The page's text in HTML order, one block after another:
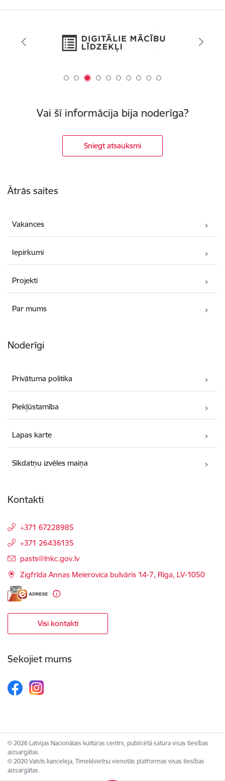
Vai šī informācija bija noderīga?
Sniegt atsauksmi
Ātrās saites
Vakances
Iepirkumi
Projekti
Par mums
Noderīgi
Privātuma politika
Piekļūstamība
Lapas karte
Sīkdatņu izvēles maiņa
Kontakti
+371 67228985
+371 26436135
E-pasts:
pasts@lnkc.gov.lv
Zigfrīda Annas Meierovica bulvāris 14-7, Rīga, LV-1050
Visi kontakti
Sekojiet mums
© 2026 Latvijas Nacionālais kultūras centrs, publicētā satura visas tiesības
aizsargātas.
© 2020 Valsts kanceleja, Tīmekļvietņu vienotās platformas visas tiesības
aizsargātas.